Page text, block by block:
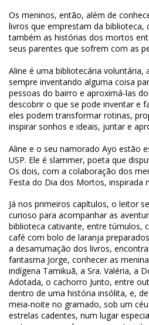
Os meninos, então, além de
livros que emprestam da biblioteca,
também as histórias dos mortos
seus parentes que sofrem com as
Aline é uma bibliotecária voluntária,
sempre inventando alguma coisa
pessoas do bairro e aproximá-las
descobrir o que se pode inventar e
eles podem transformar rotinas,
inspirar sonhos e ideais, juntar e
Aline e o seu namorado Ayo estão
USP. Ele é slammer, poeta que
Os dois, com a colaboração dos
Festa do Dia dos Mortos, inspirada
Já nos primeiros capítulos, o leitor
curioso para acompanhar as
biblioteca cativante, entre túmulos,
café com bolo de laranja
a desarrumação dos livros,
fantasma Jorge, conhecer as
indígena Tamikuã, a Sra. Valéria, a
Adotada, o cachorro Junto, entre
dentro de uma história insólita, e,
meia-noite no gramado, sob um
estrelas cadentes, num lugar